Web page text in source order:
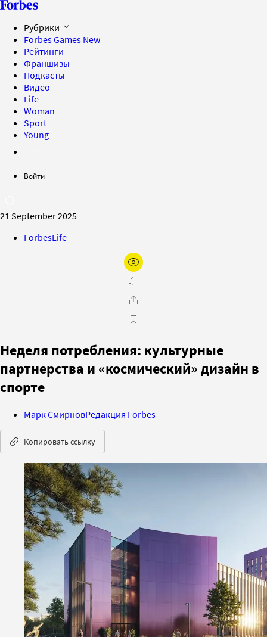
Рубрики
Forbes Games New
Рейтинги
Франшизы
Подкасты
Видео
Life
Woman
Sport
Young
Войти
21 September 2025
ForbesLife
Неделя потребления: культурные
партнерства и «космический» дизайн в
спорте
Марк СмирновРедакция Forbes
Копировать ссылку